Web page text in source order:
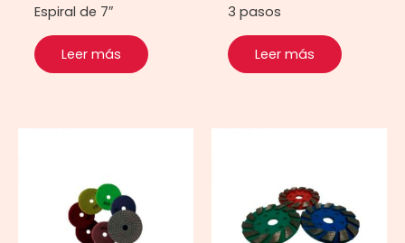
Espiral de 7″
Leer más
3 pasos
Leer más